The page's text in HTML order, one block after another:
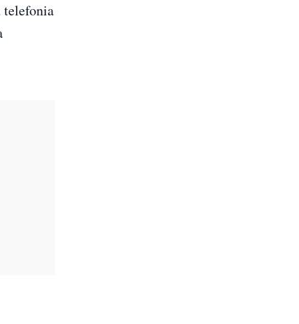
telefonia